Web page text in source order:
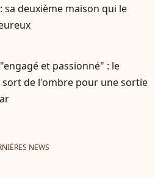
sa deuxième maison qui le
et passionné" : le
de l'ombre pour une sortie
NEWS